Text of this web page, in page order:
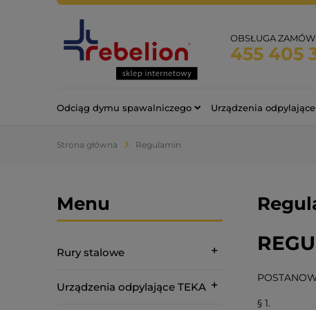
OBSŁUGA
455 405
Odciąg dymu spawalniczego Urządzenia odpylające
Strona główna Regulamin
Menu
Rury stalowe
Urządzenia odpylające TEKA
§ 1.